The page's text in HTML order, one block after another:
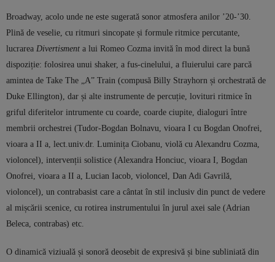
Broadway, acolo unde ne este sugerată sonor atmosfera anilor ’20-’30.
Plină de veselie, cu ritmuri sincopate și formule ritmice percutante,
lucrarea Divertisment a lui Romeo Cozma invită în mod direct la bună
dispoziție: folosirea unui shaker, a fus-cinelului, a fluierului care parcă
amintea de Take The „A” Train (compusă Billy Strayhorn și orchestrată de
Duke Ellington), dar și alte instrumente de percuție, lovituri ritmice în
griful diferitelor intrumente cu coarde, coarde ciupite, dialoguri între
membrii orchestrei (Tudor-Bogdan Bolnavu, vioara I cu Bogdan Onofrei,
vioara a II a, lect.univ.dr. Luminița Ciobanu, violă cu Alexandru Cozma,
violoncel), intervenții solistice (Alexandra Honciuc, vioara I, Bogdan
Onofrei, vioara a II a, Lucian Iacob, violoncel, Dan Adi Gavrilă,
violoncel), un contrabasist care a cântat în stil inclusiv din punct de vedere
al mișcării scenice, cu rotirea instrumentului în jurul axei sale (Adrian
Beleca, contrabas) etc.
O dinamică viziuală și sonoră deosebit de expresivă și bine subliniată din